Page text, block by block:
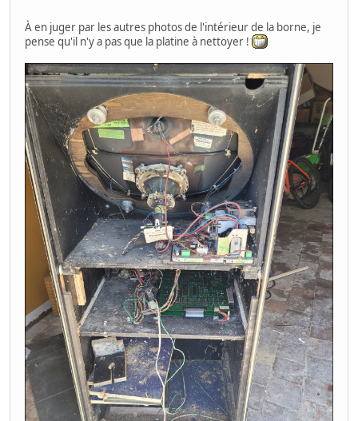
À en juger par les autres photos de l'intérieur de la borne, je
pense qu'il n'y a pas que la platine à nettoyer !